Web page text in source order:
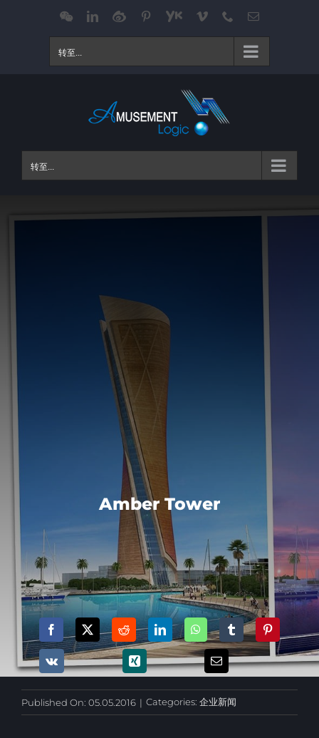
WeChatLinkedIn
Weibo Pinterest
Youku Vimeo Phone电
转至...
转至...
Amber Tower
Published On: 05.05.2016 | Categories: 企业新闻